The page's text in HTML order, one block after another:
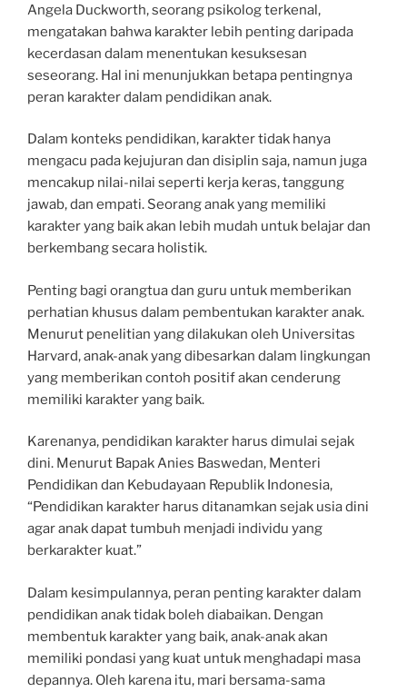
Angela Duckworth, seorang psikolog terkenal,
mengatakan bahwa karakter lebih penting daripada
kecerdasan dalam menentukan kesuksesan
seseorang. Hal ini menunjukkan betapa pentingnya
peran karakter dalam pendidikan anak.
Dalam konteks pendidikan, karakter tidak hanya
mengacu pada kejujuran dan disiplin saja, namun juga
mencakup nilai-nilai seperti kerja keras, tanggung
jawab, dan empati. Seorang anak yang memiliki
karakter yang baik akan lebih mudah untuk belajar dan
berkembang secara holistik.
Penting bagi orangtua dan guru untuk memberikan
perhatian khusus dalam pembentukan karakter anak.
Menurut penelitian yang dilakukan oleh Universitas
Harvard, anak-anak yang dibesarkan dalam lingkungan
yang memberikan contoh positif akan cenderung
memiliki karakter yang baik.
Karenanya, pendidikan karakter harus dimulai sejak
dini. Menurut Bapak Anies Baswedan, Menteri
Pendidikan dan Kebudayaan Republik Indonesia,
“Pendidikan karakter harus ditanamkan sejak usia dini
agar anak dapat tumbuh menjadi individu yang
berkarakter kuat.”
Dalam kesimpulannya, peran penting karakter dalam
pendidikan anak tidak boleh diabaikan. Dengan
membentuk karakter yang baik, anak-anak akan
memiliki pondasi yang kuat untuk menghadapi masa
depannya. Oleh karena itu, mari bersama-sama